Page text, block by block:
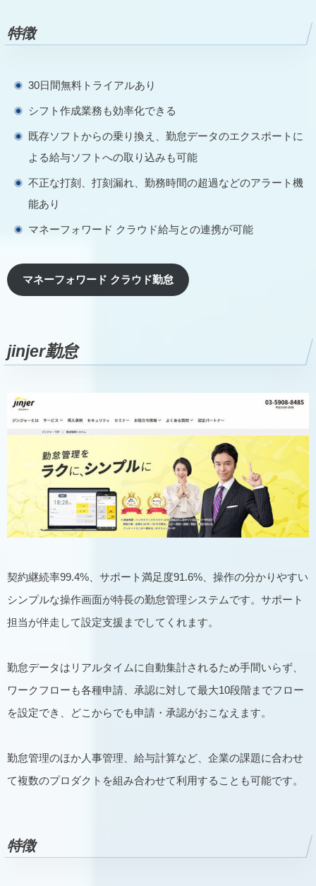
特徴
30日間無料トライアルあり
シフト作成業務も効率化できる
既存ソフトからの乗り換え、勤怠データのエクスポートに
よる給与ソフトへの取り込みも可能
不正な打刻、打刻漏れ、勤務時間の超過などのアラート機
能あり
マネーフォワード クラウド給与との連携が可能
マネーフォワード クラウド勤怠
jinjer勤怠
契約継続率99.4%、サポート満足度91.6%、操作の分かりやすい
シンプルな操作画面が特長の勤怠管理システムです。サポート
担当が伴走して設定支援までしてくれます。
勤怠データはリアルタイムに自動集計されるため手間いらず、
ワークフローも各種申請、承認に対して最大10段階までフロー
を設定でき、どこからでも申請・承認がおこなえます。
勤怠管理のほか人事管理、給与計算など、企業の課題に合わせ
て複数のプロダクトを組み合わせて利用することも可能です。
特徴